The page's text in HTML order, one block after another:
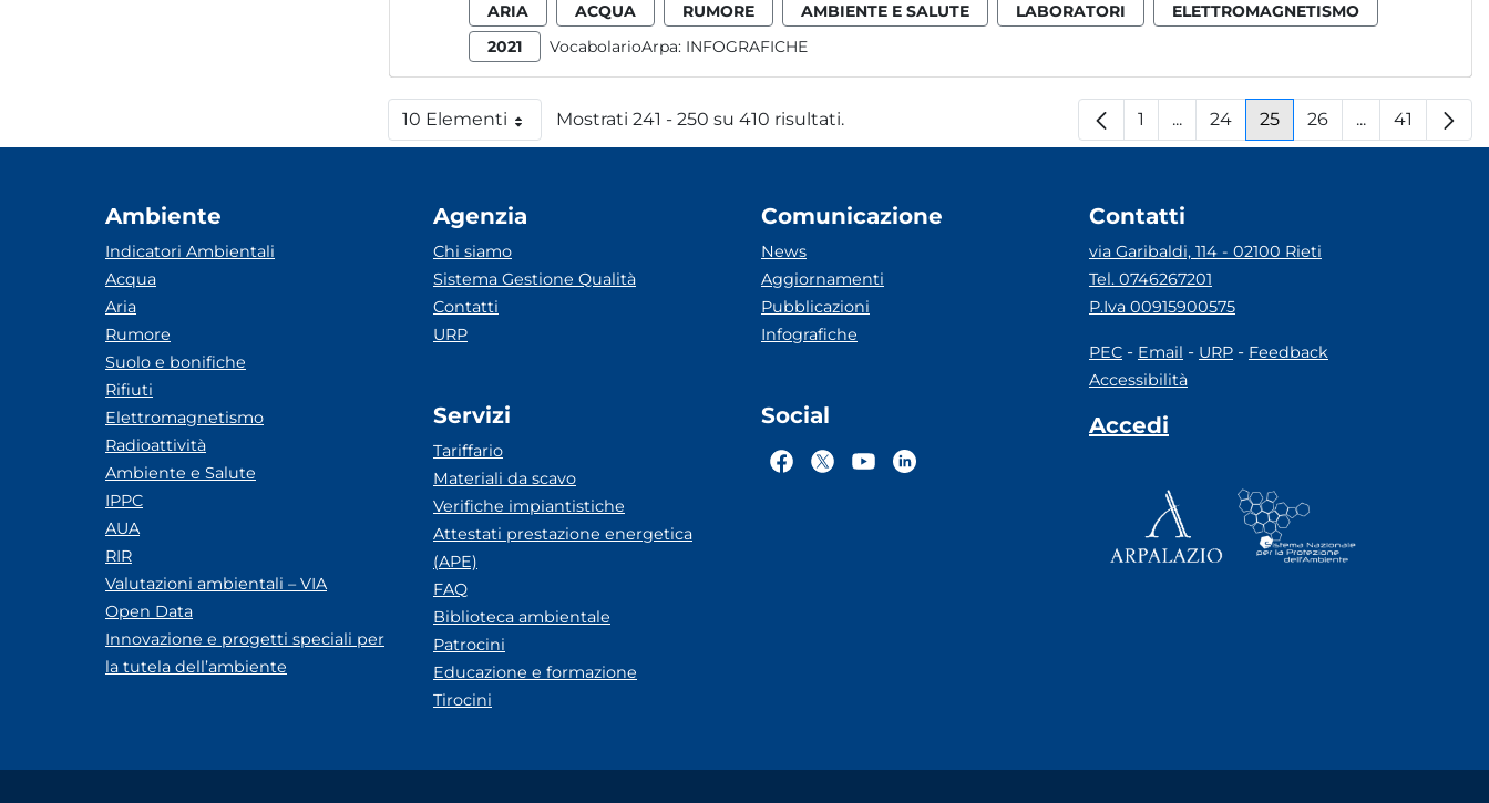
ARIA
ACQUA RUMORE AMBIENTE E SALUTE LABORATORI
ELETTROMAGNETISMO
2021
VocabolarioArpa: INFOGRAFICHE
10 ElementiPer paginaMostrati 241 - 250 su 410 risultati. Pagina
1 ...Pagine intermedie
Pagina
24 Pagina
25 Pagina
26 ...PaginePagina
41
Ambiente
Indicatori Ambientali
Acqua
Aria
Rumore
Suolo e bonifiche
Rifiuti
Elettromagnetismo
Radioattività
Ambiente e Salute
IPPC
AUA
RIR
Valutazioni ambientali – VIA
Open Data
Innovazione e progetti speciali per
la tutela dell’ambiente
Agenzia
Chi siamo
Sistema Gestione Qualità
Contatti
URP
Servizi
Tariffario
Materiali da scavo
Verifiche impiantistiche
Attestati prestazione energetica
(APE)
FAQ
Biblioteca ambientale
Patrocini
Educazione e formazione
Tirocini
Comunicazione
News
Aggiornamenti
Pubblicazioni
Infografiche
Social
Contatti
via Garibaldi, 114 - 02100 Rieti
Tel. 0746267201
P.Iva 00915900575
PEC - Email - URP - Feedback
Accessibilità
Accedi